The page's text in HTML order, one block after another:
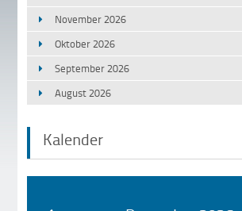
November 2026
Oktober 2026
September 2026
August 2026
Kalender